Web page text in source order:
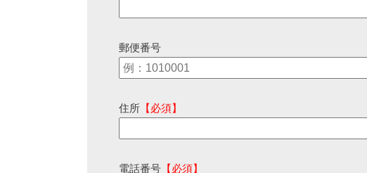
郵便番号
住所 【必須】
電話番号 【必須】